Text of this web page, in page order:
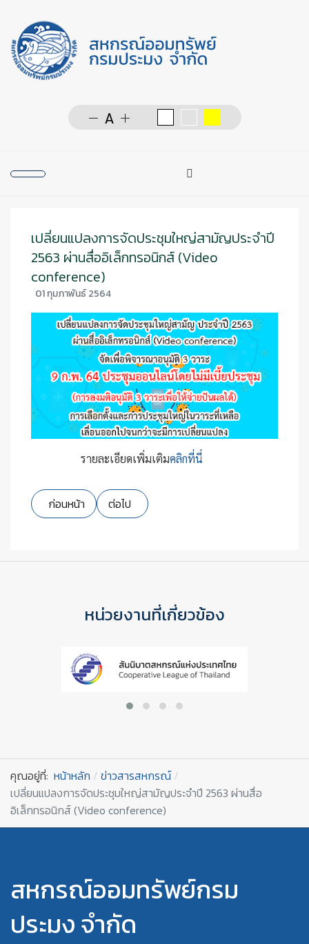
การค้นหา
เปลี่ยนแปลงการจัดประชุมใหญ่สามัญประจำปี
2563 ผ่านสื่ออิเล็กทรอนิกส์ (Video
conference)
01 กุมภาพันธ์ 2564
รายละเอียดเพิ่มเติมคลิกที่นี่
เนื้อหาก่อนหน้า: การรับเงินปันผลและเงินเฉลี่ยคืนประจำปี 2563
ก่อนหน้า เนื้อหาถัดไป: รายชื่อผู้สมัครรับเลือกตั้งคณะกร
ต่อไป
หน่วยงานที่เกี่ยวข้อง
คุณอยู่ที่: หน้าหลัก
ข่าวสารสหกรณ์
เปลี่ยนแปลงการจัดประชุมใหญ่สามัญประจำปี 2563 ผ่านสื่อ
อิเล็กทรอนิกส์ (Video conference)
สหกรณ์ออมทรัพย์กรม
ประมง จำกัด